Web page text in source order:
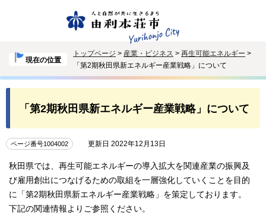
現在の位置
トップページ > 産業・ビジネス > 再生可能エネルギー >
「第2期秋田県新エネルギー産業戦略」について
「第2期秋田県新エネルギー産業戦略」について
ページ番号1004002 更新日 2022年12月13日
秋田県では、再生可能エネルギーの導入拡大を関連産業の振興及
び雇用創出につなげるための取組を一層強化していくことを目的
に「第2期秋田県新エネルギー産業戦略」を策定しております。
下記の関連情報よりご参照ください。